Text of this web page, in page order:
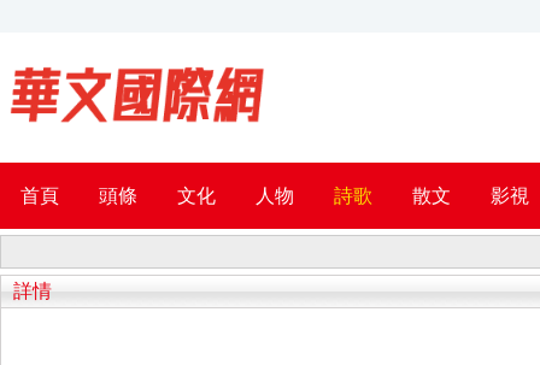
首頁 頭條 文化 人物 詩歌 散文 影視
詳情